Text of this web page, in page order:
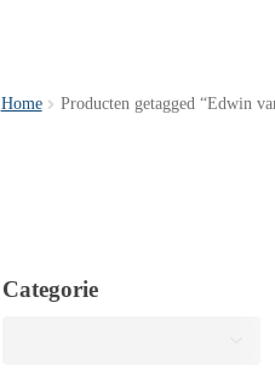
Home Producten getagged “Edwin
Categorie